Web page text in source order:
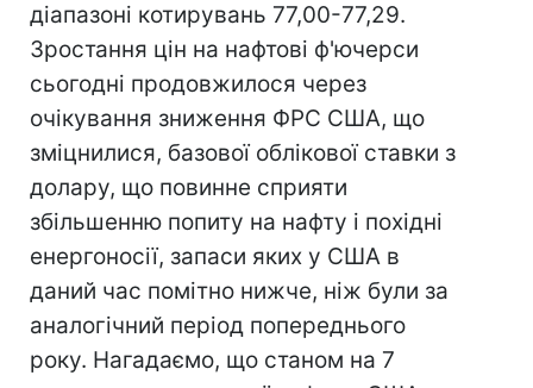
діапазоні котирувань 77,00-77,29.
Зростання цін на нафтові ф'ючерси
сьогодні продовжилося через
очікування зниження ФРС США, що
зміцнилися, базової облікової ставки з
долару, що повинне сприяти
збільшенню попиту на нафту і похідні
енергоносії, запаси яких у США в
даний час помітно нижче, ніж були за
аналогічний період попереднього
року. Нагадаємо, що станом на 7